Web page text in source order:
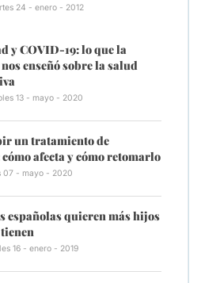
24 - enero - 2012
y COVID-19: lo que la
enseñó sobre la salud
13 - mayo - 2020
un tratamiento de
afecta y cómo retomarlo
07 - mayo - 2020
españolas quieren más hijos
16 - enero - 2019